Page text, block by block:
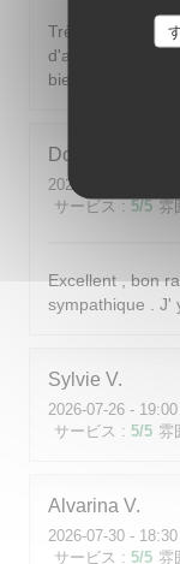
Très bonne
d'année. 2
bien! Tant au
Dominique
2026-08-01
サービス : 5/5 雰
Excellent , bon
sympathique . J'
Sylvie V
2026-07-26 -
サービス : 5/5 雰
Alvarina V
2026-07-30 -
サービス : 5/5 雰